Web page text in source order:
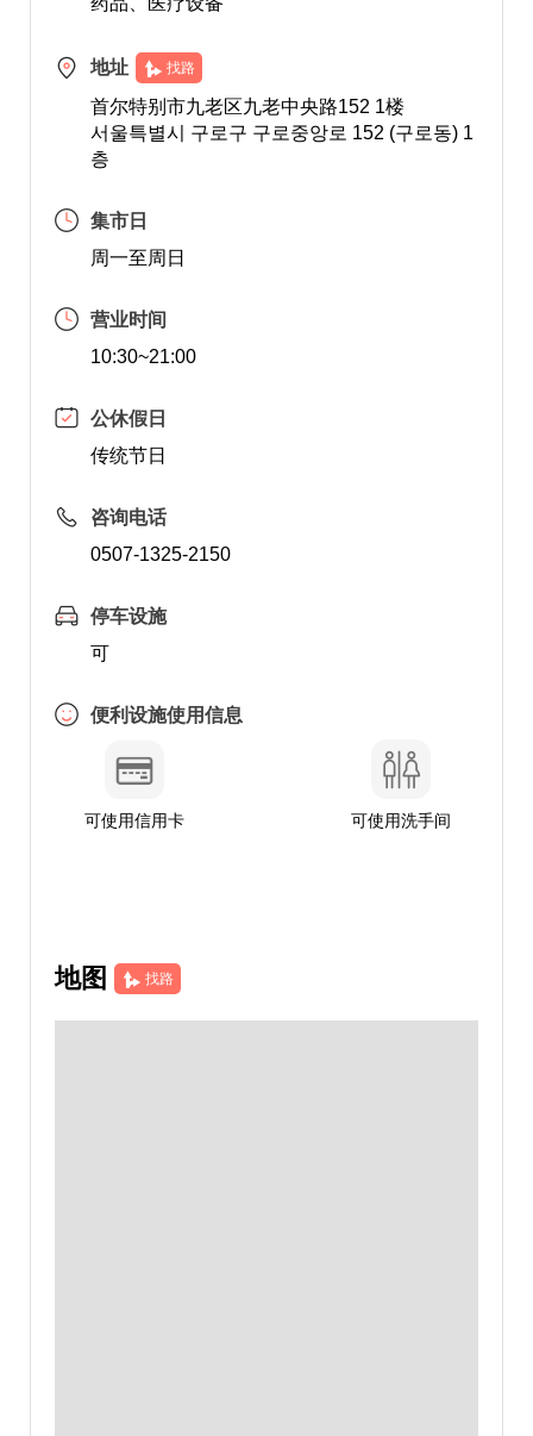
地址 找路
首尔特别市九老区九老中央路152 1楼
서울특별시 구로구 구로중앙로 152 (구로동) 1
층
集市日
周一至周日
营业时间
10:30~21:00
公休假日
传统节日
咨询电话
0507-1325-2150
停车设施
可
便利设施使用信息
可使用信用卡 可使用洗手间
地图 找路